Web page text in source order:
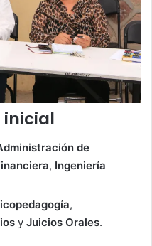
inicial
de
, Ingeniería
,
y Juicios Orales.